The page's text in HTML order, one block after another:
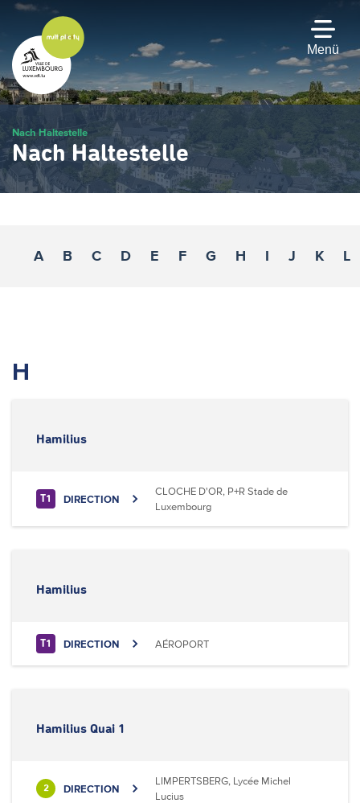
Zum
Hauptinhalt
gehen
Menü
Nach Haltestelle
Nach Haltestelle
A B C D E F G H I J K L
H
Hamilius
T1 DIRECTION
CLOCHE D'OR, P+R Stade de
Luxembourg
Hamilius
T1 DIRECTION AÉROPORT
Hamilius Quai 1
2 DIRECTION
LIMPERTSBERG, Lycée Michel
Lucius